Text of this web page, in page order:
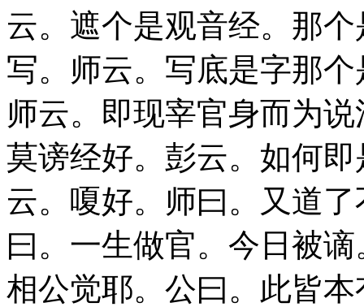
云。遮个是观音经。那
写。师云。写底是字那
师云。即现宰官身而为
莫谤经好。彭云。如何
云。嗄好。师曰。又道
曰。一生做官。今日被
相公觉耶。公曰。此皆